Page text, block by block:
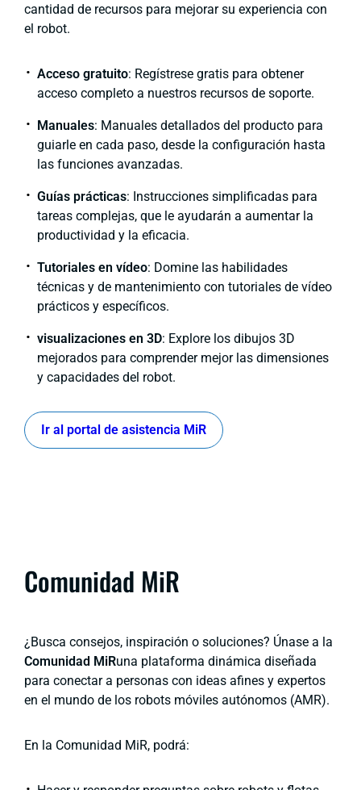
cantidad de recursos para mejorar su experiencia con
el robot.
Acceso gratuito: Regístrese gratis para obtener
acceso completo a nuestros recursos de soporte.
Manuales: Manuales detallados del producto para
guiarle en cada paso, desde la configuración hasta
las funciones avanzadas.
Guías prácticas: Instrucciones simplificadas para
tareas complejas, que le ayudarán a aumentar la
productividad y la eficacia.
Tutoriales en vídeo: Domine las habilidades
técnicas y de mantenimiento con tutoriales de vídeo
prácticos y específicos.
visualizaciones en 3D: Explore los dibujos 3D
mejorados para comprender mejor las dimensiones
y capacidades del robot.
Ir al portal de asistencia MiR
Comunidad MiR
¿Busca consejos, inspiración o soluciones? Únase a la
Comunidad MiRuna plataforma dinámica diseñada
para conectar a personas con ideas afines y expertos
en el mundo de los robots móviles autónomos (AMR).
En la Comunidad MiR, podrá: